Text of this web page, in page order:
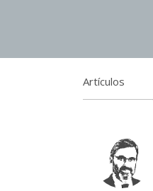
Artículos